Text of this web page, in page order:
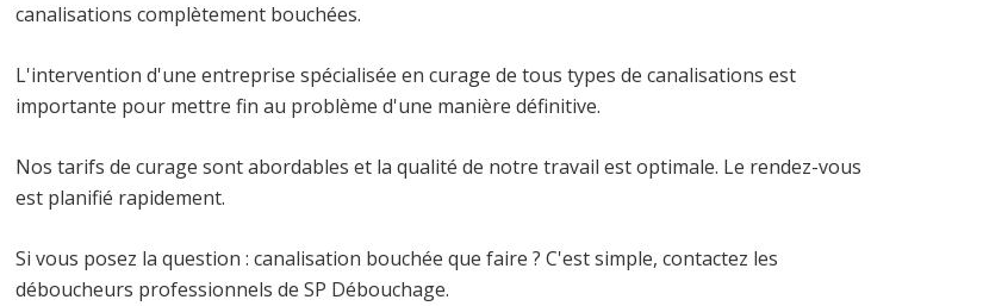
canalisations complètement bouchées.
L'intervention d'une entreprise spécialisée en curage de tous types de canalisations est
importante pour mettre fin au problème d'une manière définitive.
Nos tarifs de curage sont abordables et la qualité de notre travail est optimale. Le rendez-vous
est planifié rapidement.
Si vous posez la question : canalisation bouchée que faire ? C'est simple, contactez les
déboucheurs professionnels de SP Débouchage.